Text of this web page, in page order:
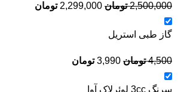
2,500,000 تومان 2,299,000 تومان
گاز طبی استریل
4,500 تومان 3,990 تومان
سرنگ 3cc لوئرلاک آوا